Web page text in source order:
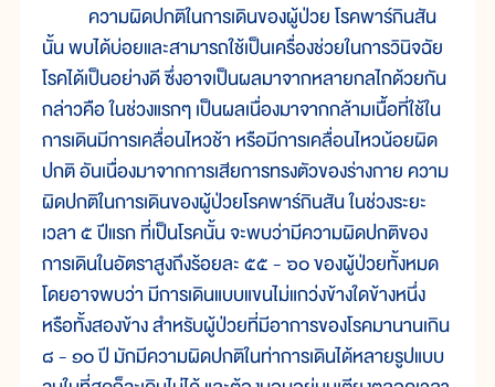
ความผิดปกติในการเดินของผู้ป่วย โรคพาร์กินสัน
นั้น พบได้บ่อยและสามารถใช้เป็นเครื่องช่วยในการวินิจฉัย
โรคได้เป็นอย่างดี ซึ่งอาจเป็นผลมาจากหลายกลไกด้วยกัน
กล่าวคือ ในช่วงแรกๆ เป็นผลเนื่องมาจากกล้ามเนื้อที่ใช้ใน
การเดินมีการเคลื่อนไหวช้า หรือมีการเคลื่อนไหวน้อยผิด
ปกติ อันเนื่องมาจากการเสียการทรงตัวของร่างกาย ความ
ผิดปกติในการเดินของผู้ป่วยโรคพาร์กินสัน ในช่วงระยะ
เวลา ๕ ปีแรก ที่เป็นโรคนั้น จะพบว่ามีความผิดปกติของ
การเดินในอัตราสูงถึงร้อยละ ๕๕ - ๖๐ ของผู้ป่วยทั้งหมด
โดยอาจพบว่า มีการเดินแบบแขนไม่แกว่งข้างใดข้างหนึ่ง
หรือทั้งสองข้าง สำหรับผู้ป่วยที่มีอาการของโรคมานานเกิน
๘ - ๑๐ ปี มักมีความผิดปกติในท่าการเดินได้หลายรูปแบบ